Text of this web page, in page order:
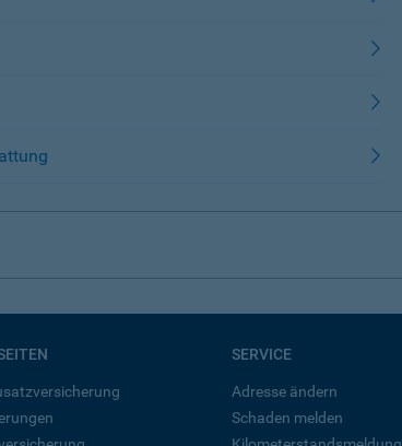
SERVICE
Adresse ändern
Schaden melden